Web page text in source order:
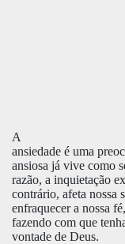
A
ansiedade é uma
ansiosa já vive como
razão, a inquietação
contrário, afeta nossa
enfraquecer a nossa
fazendo com que
vontade de Deus.